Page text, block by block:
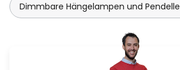
Dimmbare Hängelampen und